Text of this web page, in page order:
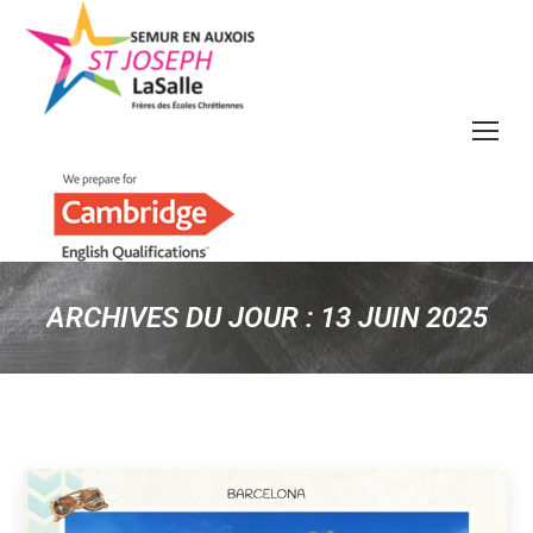
ARCHIVES DU JOUR : 13 JUIN 2025